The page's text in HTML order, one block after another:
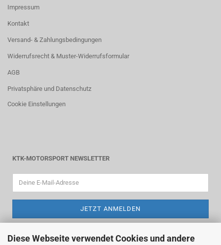
Diese Webseite verwendet Cookies und andere
Impressum
Kontakt
Versand- & Zahlungsbedingungen
Widerrufsrecht & Muster-Widerrufsformular
AGB
Privatsphäre und Datenschutz
Cookie Einstellungen
KTK-MOTORSPORT NEWSLETTER